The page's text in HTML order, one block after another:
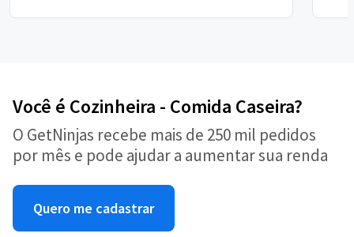
Você é Cozinheira - Comida Caseira?
O GetNinjas recebe mais de 250 mil pedidos
por mês e pode ajudar a aumentar sua renda
Quero me cadastrar